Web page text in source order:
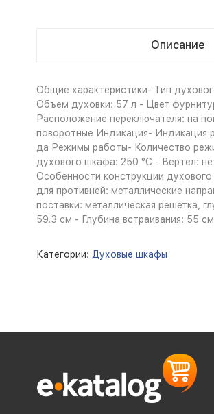
Описание
Общие характеристики- Тип
Объем духовки: 57 л - Цвет
Расположение переключателя: на
поворотные Индикация- Индикация
да Режимы работы- Количество
духового шкафа: 250 °С - Вертел:
Особенности конструкции
для противней: металлические
поставки: металлическая решетка,
59.3 см - Глубина встраивания: 55
Категории: Духовые шкафы